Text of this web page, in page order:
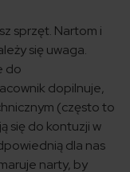
sprzęt. Nartom i
się uwaga.
do
dopilnuje,
(często to
się do kontuzji w
dla nas
narty, by